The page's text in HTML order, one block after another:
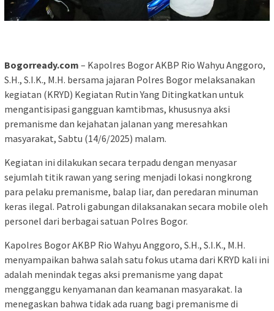
Bogorready.com – Kapolres Bogor AKBP Rio Wahyu Anggoro,
S.H., S.I.K., M.H. bersama jajaran Polres Bogor melaksanakan
kegiatan (KRYD) Kegiatan Rutin Yang Ditingkatkan untuk
mengantisipasi gangguan kamtibmas, khususnya aksi
premanisme dan kejahatan jalanan yang meresahkan
masyarakat, Sabtu (14/6/2025) malam.
Kegiatan ini dilakukan secara terpadu dengan menyasar
sejumlah titik rawan yang sering menjadi lokasi nongkrong
para pelaku premanisme, balap liar, dan peredaran minuman
keras ilegal. Patroli gabungan dilaksanakan secara mobile oleh
personel dari berbagai satuan Polres Bogor.
Kapolres Bogor AKBP Rio Wahyu Anggoro, S.H., S.I.K., M.H.
menyampaikan bahwa salah satu fokus utama dari KRYD kali ini
adalah menindak tegas aksi premanisme yang dapat
mengganggu kenyamanan dan keamanan masyarakat. Ia
menegaskan bahwa tidak ada ruang bagi premanisme di